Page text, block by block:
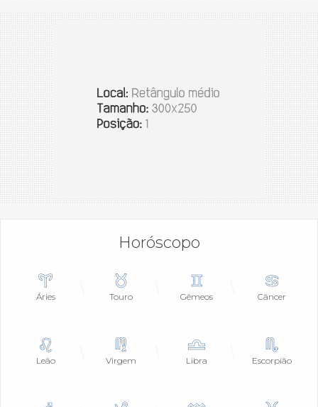
Horóscopo
Áries Touro Gêmeos Câncer
Leão Virgem Libra Escorpião